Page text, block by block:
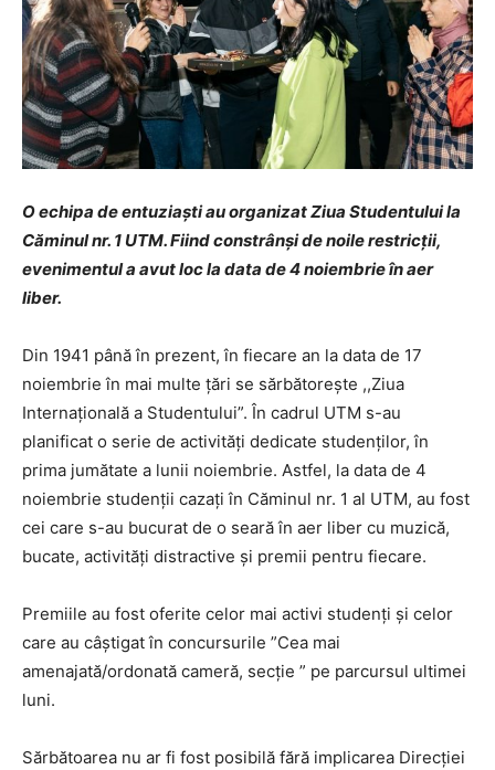
O echipa de entuziaști au organizat Ziua Studentului la
Căminul nr. 1 UTM. Fiind constrânși de noile restricții,
evenimentul a avut loc la data de 4 noiembrie în aer
liber.
Din 1941 până în prezent, în fiecare an la data de 17
noiembrie în mai multe țări se sărbătorește ,,Ziua
Internațională a Studentului”. În cadrul UTM s-au
planificat o serie de activități dedicate studenților, în
prima jumătate a lunii noiembrie. Astfel, la data de 4
noiembrie studenții cazați în Căminul nr. 1 al UTM, au fost
cei care s-au bucurat de o seară în aer liber cu muzică,
bucate, activități distractive și premii pentru fiecare.
Premiile au fost oferite celor mai activi studenți și celor
care au câștigat în concursurile ”Cea mai
amenajată/ordonată cameră, secție ” pe parcursul ultimei
luni.
Sărbătoarea nu ar fi fost posibilă fără implicarea Direcției